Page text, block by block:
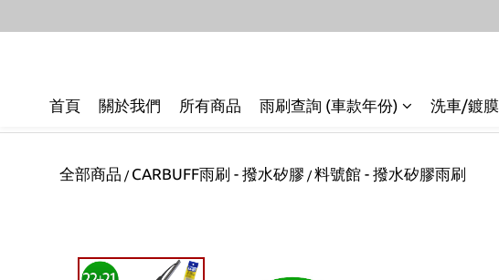
首頁 關於我們 所有商品 雨刷查詢 (車款年份) 洗車/鍍膜
全部商品 / CARBUFF雨刷 - 撥水矽膠 / 料號館 - 撥水矽膠雨刷